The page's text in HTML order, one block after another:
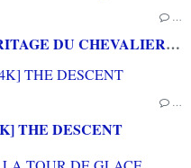
…
[TEST] LEGO BATMAN L'HERITAGE DU CHEVALIER NOIR XBOX SERIES X : C'est Batman Arkham City en LEGO!
…
THE DESCENT